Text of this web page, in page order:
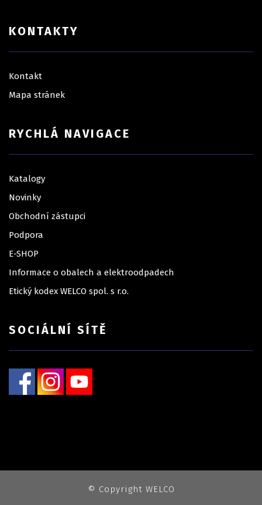
KONTAKTY
Kontakt
Mapa stránek
RYCHLÁ NAVIGACE
Katalogy
Novinky
Obchodní zástupci
Podpora
E-SHOP
Informace o obalech a elektroodpadech
Etický kodex WELCO spol. s r.o.
SOCIÁLNÍ SÍTĚ
© Copyright WELCO